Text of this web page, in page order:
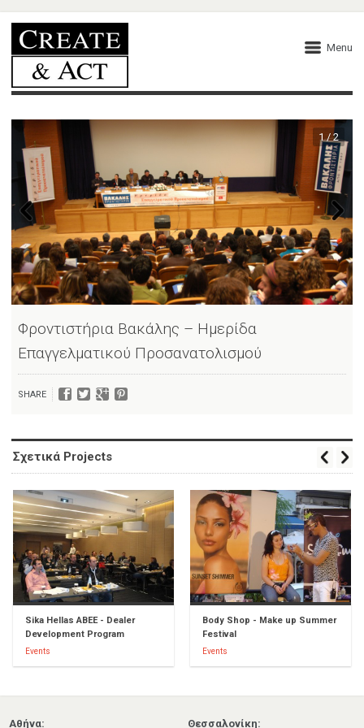
Menu
1 / 2
Φροντιστήρια Βακάλης – Ημερίδα
Επαγγελματικού Προσανατολισμού
SHARE
Σχετικά Projects
Sika Hellas ABEE - Dealer
Development Program
Events
Body Shop - Make up Summer
Festival
Events
Αθήνα: Θεσσαλονίκη: